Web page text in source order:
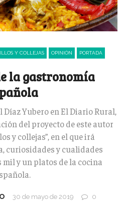
Y COLLEJAS OPINIÓN PORTADA
la gastronomía
Yubero en El Diario Rural,
del proyecto de este autor
y collejas”, en el que irá
curiosidades y cualidades
y un platos de la cocina
30 de mayo de 2019 0